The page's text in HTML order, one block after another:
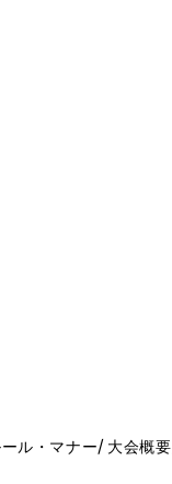
ル・マナー 大会概要